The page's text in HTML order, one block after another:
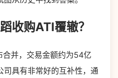
收购ATI覆辙？
并，交易金额约为54亿
司具有非常好的互补性，通